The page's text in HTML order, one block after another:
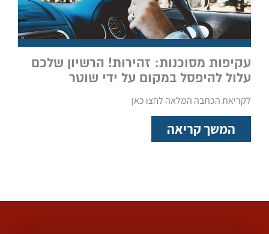
עקיפות מסוכנות: זהירות! הרשיון שלכם
עלול להיפסל במקום על ידי שוטר
לקריאת הכתבה המלאה לחצו כאן
המשך קריאה